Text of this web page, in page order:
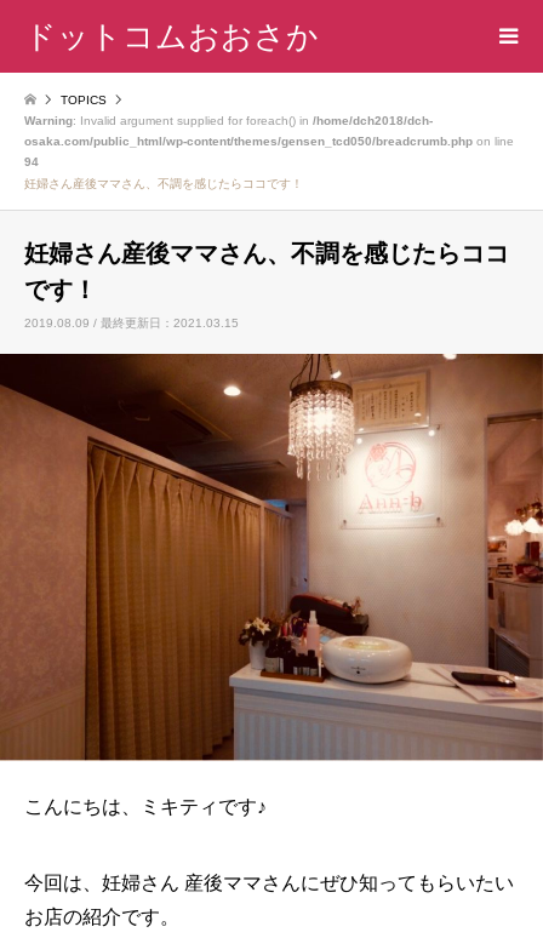
ドットコムおおさか
TOPICS
Warning: Invalid argument supplied for foreach() in /home/dch2018/dch-
osaka.com/public_html/wp-content/themes/gensen_tcd050/breadcrumb.php on line
94
妊婦さん産後ママさん、不調を感じたらココです！
妊婦さん産後ママさん、不調を感じたらココ
です！
2019.08.09 / 最終更新日：2021.03.15
こんにちは、ミキティです♪
今回は、妊婦さん 産後ママさんにぜひ知ってもらいたい
お店の紹介です。